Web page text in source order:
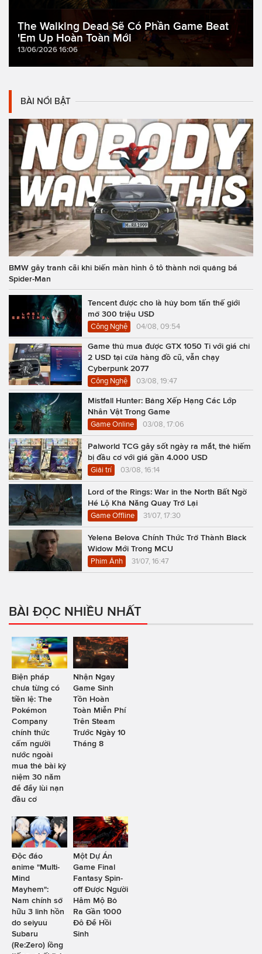
The Walking Dead Sẽ Có Phần Game Beat
'Em Up Hoàn Toàn Mới
13/06/2026 16:06
BÀI NỔI BẬT
BMW gây tranh cãi khi biến màn hình ô tô thành nơi quảng bá
Spider-Man
Tencent được cho là hủy bom tấn thế giới
mở 300 triệu USD
Công Nghệ 04/08, 09:54
Game thủ mua được GTX 1050 Ti với giá chỉ
2 USD tại cửa hàng đồ cũ, vẫn chạy
Cyberpunk 2077
Công Nghệ 03/08, 19:47
Mistfall Hunter: Bảng Xếp Hạng Các Lớp
Nhân Vật Trong Game
Game Online 03/08, 17:06
Palworld TCG gây sốt ngày ra mắt, thẻ hiếm
bị đầu cơ với giá gần 4.000 USD
Giải trí 03/08, 16:14
Lord of the Rings: War in the North Bất Ngờ
Hé Lộ Khả Năng Quay Trở Lại
Game Offline 31/07, 17:30
Yelena Belova Chính Thức Trở Thành Black
Widow Mới Trong MCU
Phim Ảnh 31/07, 16:47
BÀI ĐỌC NHIỀU NHẤT
Biện pháp
chưa từng có
tiền lệ: The
Pokémon
Company
chính thức
cấm người
nước ngoài
mua thẻ bài kỷ
niệm 30 năm
để đẩy lùi nạn
đầu cơ
Nhận Ngay
Game Sinh
Tồn Hoàn
Toàn Miễn Phí
Trên Steam
Trước Ngày 10
Tháng 8
Độc đáo
anime "Multi-
Mind
Mayhem":
Nam chính sở
hữu 3 linh hồn
do seiyuu
Subaru
(Re:Zero) lồng
Một Dự Án
Game Final
Fantasy Spin-
off Được Người
Hâm Mộ Bỏ
Ra Gần 1000
Đô Để Hồi
Sinh